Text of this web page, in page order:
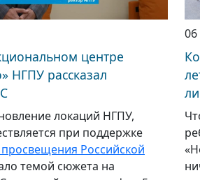
центре
НГПУ рассказал
локаций НГПУ,
при поддержке
Российской
темой сюжета на
06